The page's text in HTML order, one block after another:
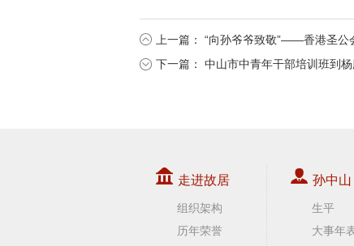
上一篇： “向孙爷爷致敬”——香港圣公
下一篇： 中山市中青年干部培训班到
走进故居
组织架构
历年荣誉
孙中山
生平
大事年